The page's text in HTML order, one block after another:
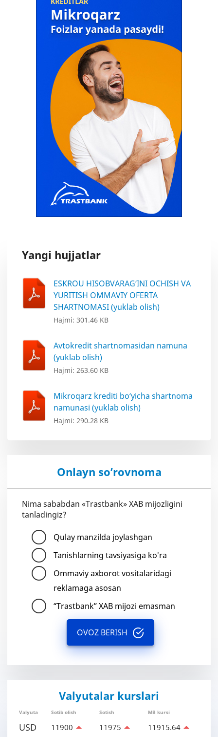
Yangi hujjatlar
ESKROU HISOBVARAG‘INI OCHISH VA
YURITISH OMMAVIY OFERTA
SHARTNOMASI (yuklab olish)
Hajmi: 301.46 KB
Avtokredit shartnomasidan namuna
(yuklab olish)
Hajmi: 263.60 KB
Mikroqarz krediti bo‘yicha shartnoma
namunasi (yuklab olish)
Hajmi: 290.28 KB
Onlayn so’rovnoma
Nima sababdan «Trastbank» XAB mijozligini
tanladingiz?
Qulay manzilda joylashgan
Tanishlarning tavsiyasiga ko'ra
Ommaviy axborot vositalaridagi
reklamaga asosan
“Trastbank” XAB mijozi emasman
OVOZ BERISH
Valyutalar kurslari
Valyuta Sotib olish Sotish MB kursi
USD 11900 11975 11915.64